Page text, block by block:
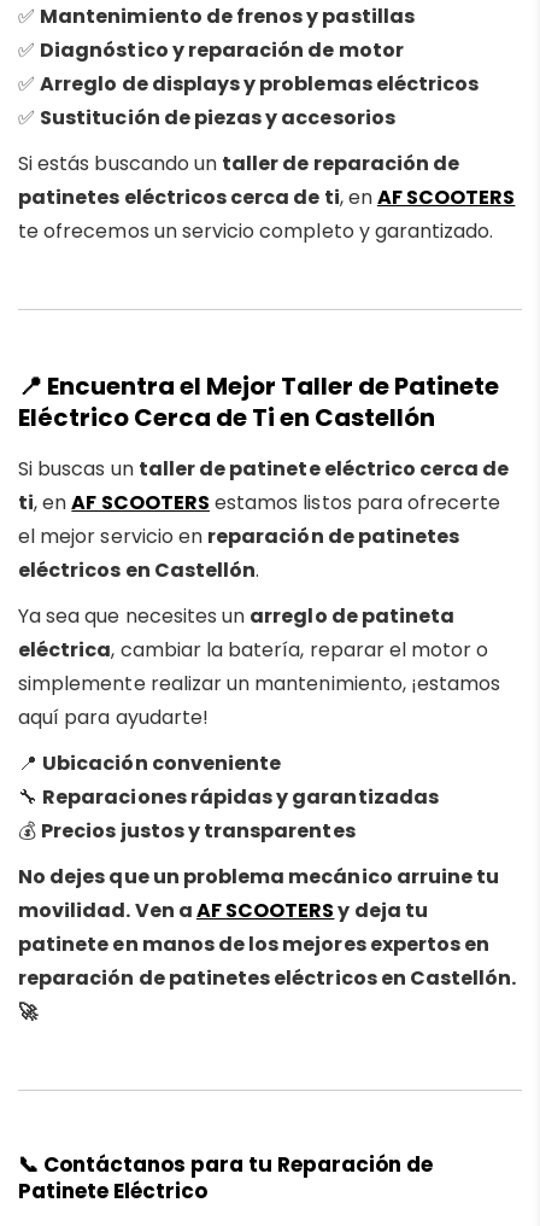
✅ Mantenimiento de frenos y pastillas
✅ Diagnóstico y reparación de motor
✅Arreglo de displays y problemas eléctricos
✅ Sustitución de piezas y accesorios
Si estás buscando un taller de reparación de
patinetes eléctricos cerca de ti, enAF SCOOTERS
te ofrecemos un servicio completo y garantizado.
📍 Encuentra el Mejor Taller de Patinete
Eléctrico Cerca de Ti en Castellón
Si buscas un taller de patinete eléctrico cerca de
ti, enAF SCOOTERS estamos listos para ofrecerte
el mejor servicio en reparación de patinetes
eléctricos en Castellón.
Ya sea que necesites un arreglo de patineta
eléctrica, cambiar la batería, reparar el motor o
simplemente realizar un mantenimiento, ¡estamos
aquí para ayudarte!
📍 Ubicación conveniente
🔧 Reparaciones rápidas y garantizadas
💰 Precios justos y transparentes
No dejes que un problema mecánico arruine tu
movilidad. Ven aAF SCOOTERSy deja tu
patinete en manos de los mejores expertos en
reparación de patinetes eléctricos en Castellón.
🚀
📞 Contáctanos para tu Reparación de
Patinete Eléctrico